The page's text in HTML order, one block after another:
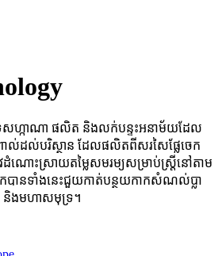
ទេសហ្កាណា ផលិត និងលក់បន្ទះអនាម័យដែល
ាល់ដល់បរិស្ថាន ដែលផលិតពីសរសៃផ្លែចេក
ណោះស្រាយតម្លៃសមរម្យសម្រាប់ស្ត្រីនៅតាម
បានទាំងនេះជួយកាត់បន្ថយកាកសំណល់ប្លា
និងមហាសមុទ្រ។